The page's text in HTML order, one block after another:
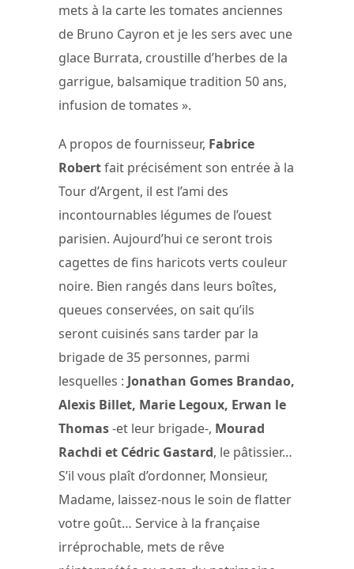
mets à la carte les tomates anciennes
de Bruno Cayron et je les sers avec une
glace Burrata, croustille d’herbes de la
garrigue, balsamique tradition 50 ans,
infusion de tomates ».
A propos de fournisseur, Fabrice
Robertfait précisément son entrée à la
Tour d’Argent, il est l’ami des
incontournables légumes de l’ouest
parisien. Aujourd’hui ce seront trois
cagettes de fins haricots verts couleur
noire. Bien rangés dans leurs boîtes,
queues conservées, on sait qu’ils
seront cuisinés sans tarder par la
brigade de 35 personnes, parmi
lesquelles : Jonathan Gomes Brandao,
Alexis Billet, Marie Legoux, Erwan le
Thomas-et leur brigade-, Mourad
Rachdi et Cédric Gastard, le pâtissier…
S’il vous plaît d’ordonner, Monsieur,
Madame, laissez-nous le soin de flatter
votre goût… Service à la française
irréprochable, mets de rêve